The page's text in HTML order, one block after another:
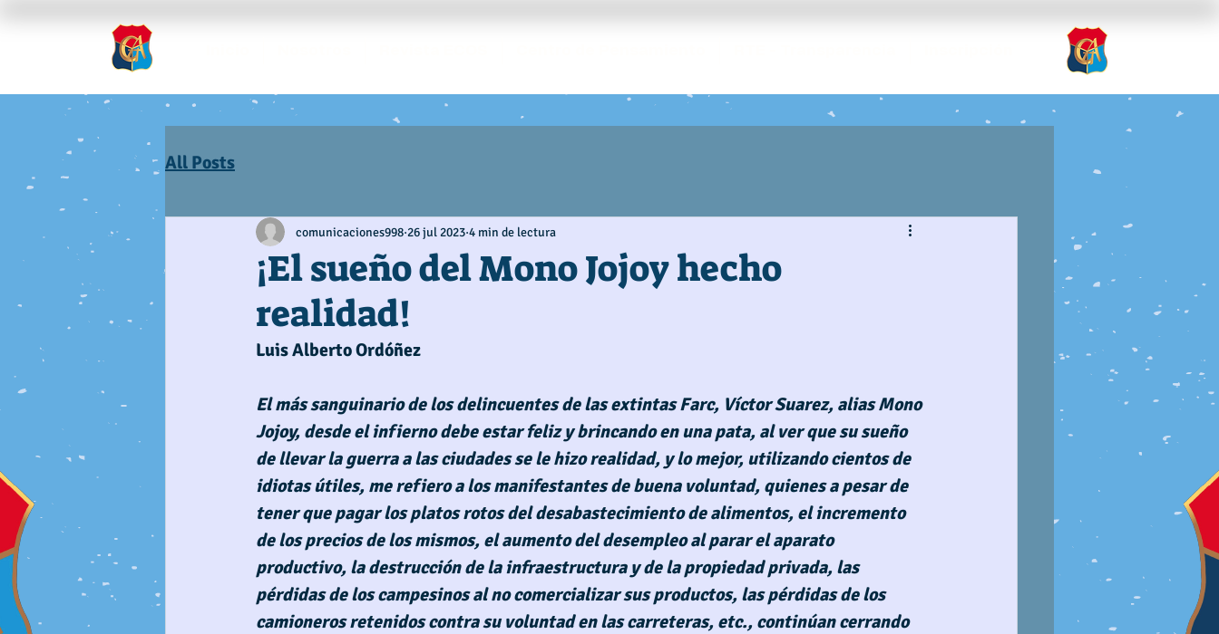
All Posts
¡El sueño del Mono Jojoy hecho
realidad!
comunicaciones998 26 jul 2023 4 min de lectura
Luis Alberto Ordóñez
El más sanguinario de los delincuentes de las extintas Farc, Víctor Suarez, alias Mono
Jojoy, desde el infierno debe estar feliz y brincando en una pata, al ver que su sueño
de llevar la guerra a las ciudades se le hizo realidad, y lo mejor, utilizando cientos de
idiotas útiles, me refiero a los manifestantes de buena voluntad, quienes a pesar de
tener que pagar los platos rotos del desabastecimiento de alimentos, el incremento
de los precios de los mismos, el aumento del desempleo al parar el aparato
productivo, la destrucción de la infraestructura y de la propiedad privada, las
pérdidas de los campesinos al no comercializar sus productos, las pérdidas de los
camioneros retenidos contra su voluntad en las carreteras, etc., continúan cerrando